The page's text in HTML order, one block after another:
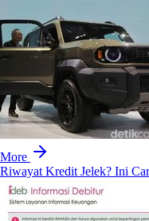
More
Riwayat Kredit Jelek? Ini